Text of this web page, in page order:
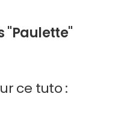
"Paulette"
ce tuto :